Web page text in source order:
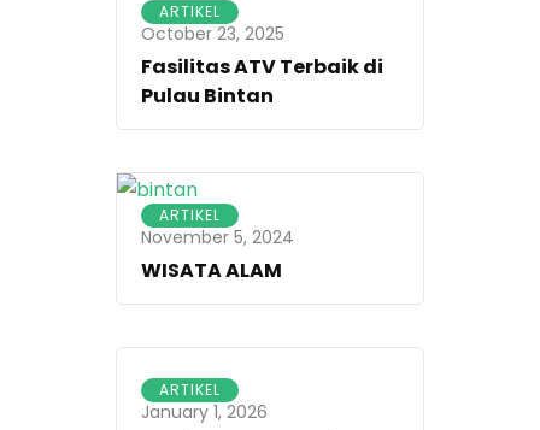
ARTIKEL
October 23, 2025
Fasilitas ATV Terbaik di
Pulau Bintan
ARTIKEL
November 5, 2024
WISATA ALAM
ARTIKEL
January 1, 2026